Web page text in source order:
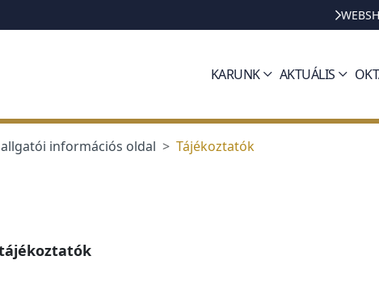
KARUNK AKTUÁLIS
információs oldal Tájékoztatók